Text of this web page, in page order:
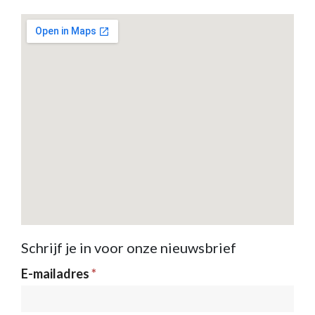
Schrijf je in voor onze nieuwsbrief
Nieuwsbrief
E-mailadres*